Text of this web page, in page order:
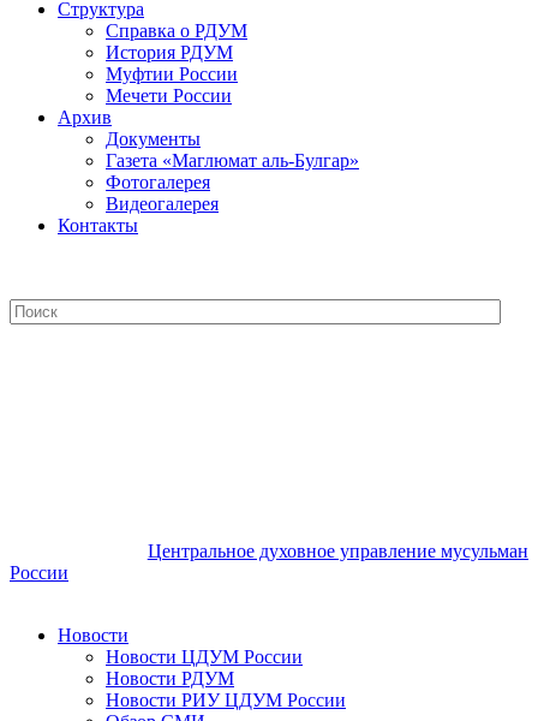
Структура
Справка о РДУМ
История РДУМ
Муфтии России
Мечети России
Архив
Документы
Газета «Маглюмат аль-Булгар»
Фотогалерея
Видеогалерея
Контакты
Центральное духовное управление мусульман
России
Новости
Новости ЦДУМ России
Новости РДУМ
Новости РИУ ЦДУМ России